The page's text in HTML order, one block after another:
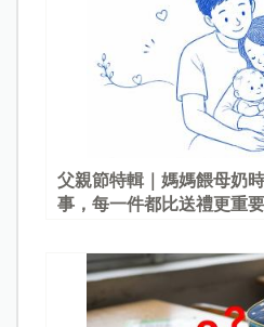
父親節特輯｜媽媽餵母奶
事，每一件都比送禮更重要